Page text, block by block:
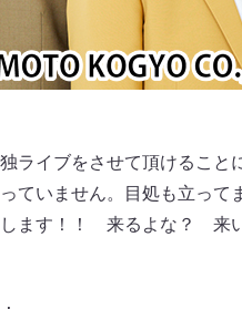
独ライブをさせて頂けるこ
ていません。目処も立っ
ます！！ 来るよな？ 来